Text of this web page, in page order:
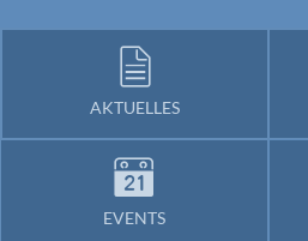
AKTUELLES
EVENTS